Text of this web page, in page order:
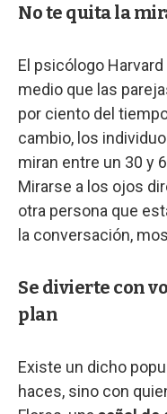
No te quita la
El psicólogo
medio que las
por ciento del
cambio, los
miran entre un 30 y
Mirarse a los ojos
otra persona que
la conversación,
Se divierte con
plan
Existe un dicho
haces, sino con